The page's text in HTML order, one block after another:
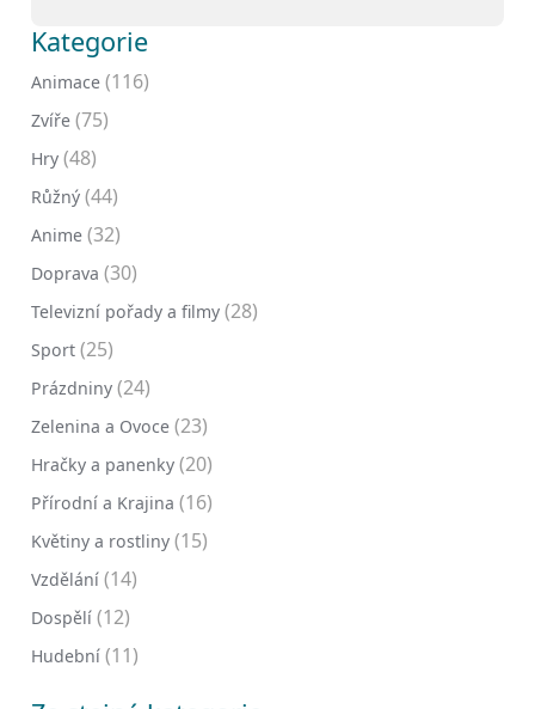
Kategorie
Animace (116)
Zvíře (75)
Hry (48)
Růžný (44)
Anime (32)
Doprava (30)
Televizní pořady a filmy (28)
Sport (25)
Prázdniny (24)
Zelenina a Ovoce (23)
Hračky a panenky (20)
Přírodní a Krajina (16)
Květiny a rostliny (15)
Vzdělání (14)
Dospělí (12)
Hudební (11)